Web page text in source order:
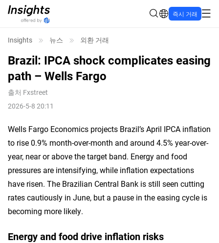
즉시 거래
Insights 뉴스 외환 거래
Brazil: IPCA shock complicates easing
path – Wells Fargo
출처 Fxstreet
2026-5-8 20:11
Wells Fargo Economics projects Brazil’s April IPCA inflation
to rise 0.9% month-over-month and around 4.5% year-over-
year, near or above the target band. Energy and food
pressures are intensifying, while inflation expectations
have risen. The Brazilian Central Bank is still seen cutting
rates cautiously in June, but a pause in the easing cycle is
becoming more likely.
Energy and food drive inflation risks